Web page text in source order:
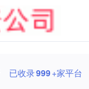
已收录999+家平台